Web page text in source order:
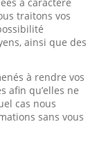
traitons vos
ainsi que des
à rendre vos
afin qu’elles ne
cas nous
sans vous